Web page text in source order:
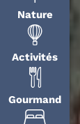
Nature
Activités
Gourmand